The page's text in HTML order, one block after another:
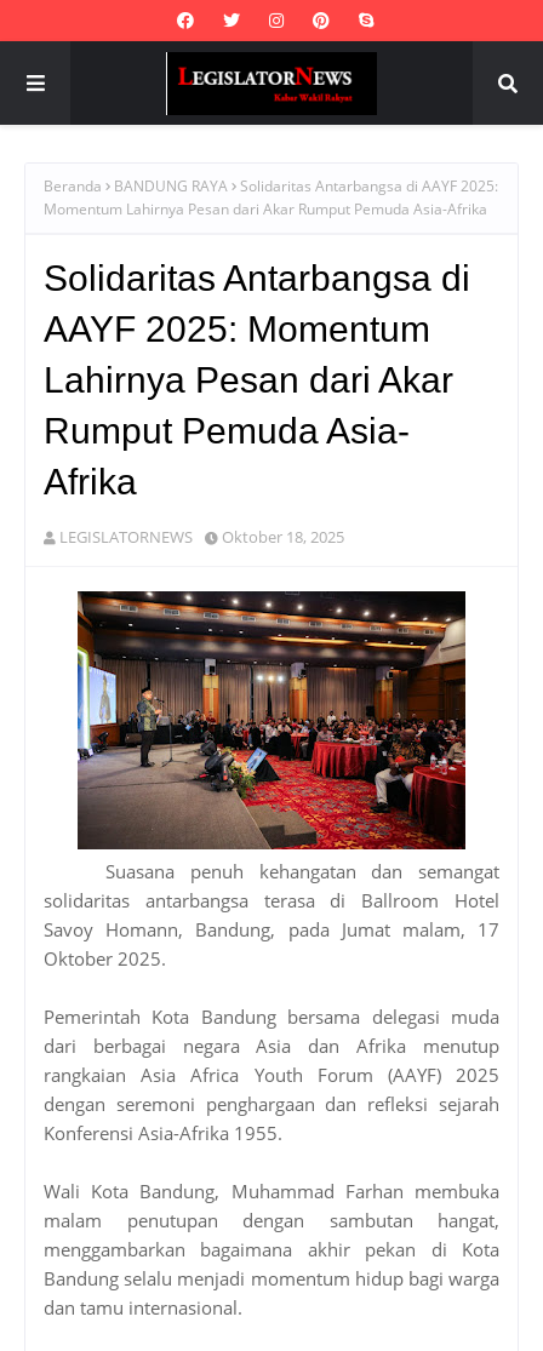
Beranda BANDUNG RAYA
Solidaritas Antarbangsa di AAYF 2025:
Momentum Lahirnya Pesan dari Akar Rumput Pemuda Asia-Afrika
Solidaritas Antarbangsa di
AAYF 2025: Momentum
Lahirnya Pesan dari Akar
Rumput Pemuda Asia-
Afrika
LEGISLATORNEWS Oktober 18, 2025
Suasana penuh kehangatan dan semangat
solidaritas antarbangsa terasa di Ballroom Hotel
Savoy Homann, Bandung, pada Jumat malam, 17
Oktober 2025.
Pemerintah Kota Bandung bersama delegasi muda
dari berbagai negara Asia dan Afrika menutup
rangkaian Asia Africa Youth Forum (AAYF) 2025
dengan seremoni penghargaan dan refleksi sejarah
Konferensi Asia-Afrika 1955.
Wali Kota Bandung, Muhammad Farhan membuka
malam penutupan dengan sambutan hangat,
menggambarkan bagaimana akhir pekan di Kota
Bandung selalu menjadi momentum hidup bagi warga
dan tamu internasional.